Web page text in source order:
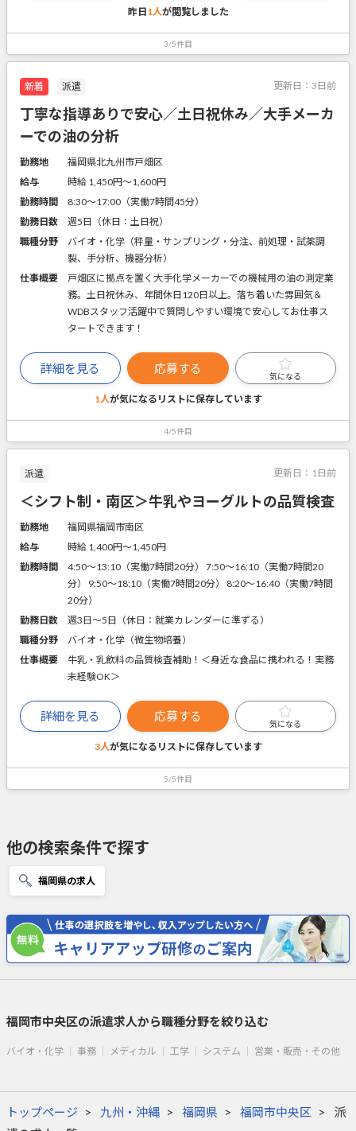
昨日1人が閲覧しました
3/5件目
新着 派遣 更新日： 3日前
丁寧な指導ありで安心／土日祝休み／大手メーカ
ーでの油の分析
勤務地
福岡県北九州市戸畑区
給与
時給 1,450円〜1,600円
勤務時間
8:30～17:00（実働7時間45分）
勤務日数
週5日（休日：土日祝）
職種分野
バイオ・化学（秤量・サンプリング・分注、前処理・試薬調
製、手分析、機器分析）
仕事概要
戸畑区に拠点を置く大手化学メーカーでの機械用の油の測定業
務。土日祝休み、年間休日120日以上。落ち着いた雰囲気＆
WDBスタッフ活躍中で質問しやすい環境で安心してお仕事ス
タートできます！
詳細を見る 応募する
気になる
1人が気になるリストに保存しています
4/5件目
派遣 更新日： 1日前
＜シフト制・南区＞牛乳やヨーグルトの品質検査
勤務地
福岡県福岡市南区
給与
時給 1,400円〜1,450円
勤務時間
4:50～13:10（実働7時間20分） 7:50～16:10（実働7時間20
分） 9:50～18:10（実働7時間20分） 8:20～16:40（実働7時間
20分）
勤務日数
週3日～5日（休日：就業カレンダーに準ずる）
職種分野
バイオ・化学（微生物培養）
仕事概要
牛乳・乳飲料の品質検査補助！＜身近な食品に携われる！実務
未経験OK＞
詳細を見る 応募する
気になる
3人が気になるリストに保存しています
5/5件目
他の検索条件で探す
福岡県の求人
福岡市中央区の派遣求人から職種分野を絞り込む
バイオ・化学 事務 メディカル 工学 システム 営業・販売・その他
トップページ 九州・沖縄 福岡県 福岡市中央区
派